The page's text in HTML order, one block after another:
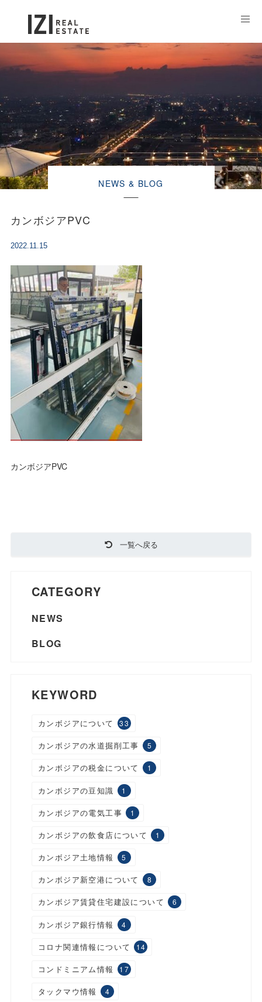
NEWS & BLOG
カンボジアPVC
2022.11.15
カンボジアPVC
一覧へ戻る
CATEGORY
NEWS
BLOG
KEYWORD
カンボジアについて 33
カンボジアの水道掘削工事 5
カンボジアの税金について 1
カンボジアの豆知識 1
カンボジアの電気工事 1
カンボジアの飲食店について 1
カンボジア土地情報 5
カンボジア新空港について 8
カンボジア賃貸住宅建設について 6
カンボジア銀行情報 4
コロナ関連情報について 14
コンドミニアム情報 17
タックマウ情報 4